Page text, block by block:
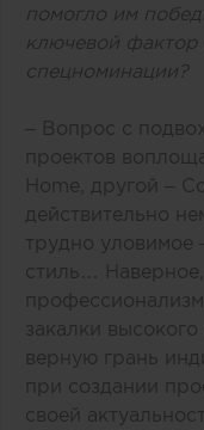
помогло им
ключевой
спецноминации?
– Вопрос с
проектов
Home, другой –
действительно
трудно уловимое
стиль…
закалки
верную грань
при создании
своей